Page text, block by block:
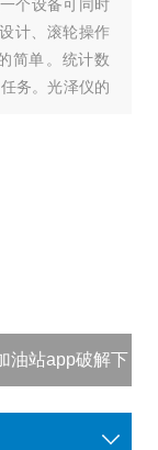
个设备可同时
、滚轮操作
简单。统计数
任务。光泽仪的
证长期稳定结
油站app破解下
载